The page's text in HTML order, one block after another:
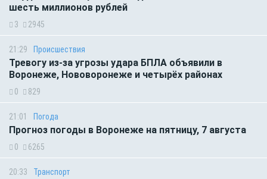
шесть миллионов рублей
3 2945
21:29 Происшествия
Тревогу из-за угрозы удара БПЛА объявили в
Воронеже, Нововоронеже и четырёх районах
0 829
21:01 Погода
Прогноз погоды в Воронеже на пятницу, 7 августа
0 6265
20:33 Транспорт